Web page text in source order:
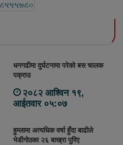
धनगढीमा दुर्घटनामा परेको बस चालक
पक्राउ
२०८२ आश्विन १९,
आईतवार ०५:०७
हुम्लामा अत्यधिक वर्षा हुँदा बाढीले
भेडीगोठका २६ बाख्रा पुरिए